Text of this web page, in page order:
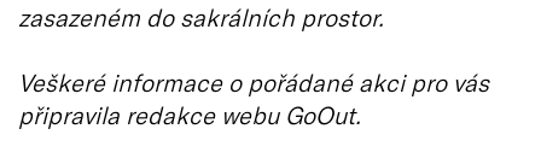
zasazeném do sakrálních prostor.
Veškeré informace o pořádané akci pro vás
připravila redakce webu GoOut.